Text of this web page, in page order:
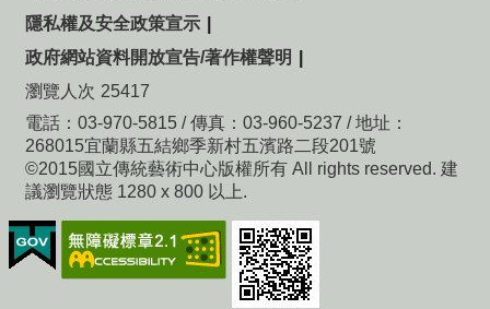
隱私權及安全政策宣示
政府網站資料開放宣告/著作權聲明
瀏覽人次 25417
電話：03-970-5815 / 傳真：03-960-5237 / 地址：
268015宜蘭縣五結鄉季新村五濱路二段201號
©2015國立傳統藝術中心版權所有 All rights reserved. 建
議瀏覽狀態 1280 x 800 以上.